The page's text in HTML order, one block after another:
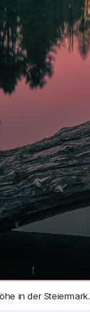
in der Steiermark.